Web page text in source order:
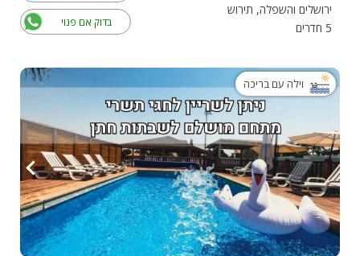
ירושלים והשפלה, תירוש
5 חדרים
בדוק אם פנוי
וילה עם בריכה